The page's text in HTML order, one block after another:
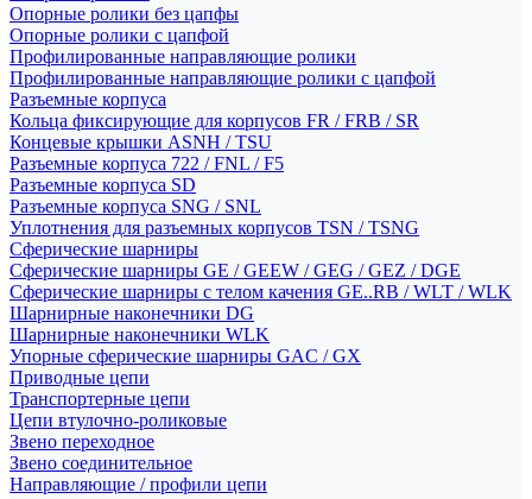
Опорные ролики без цапфы
Опорные ролики с цапфой
Профилированные направляющие ролики
Профилированные направляющие ролики с цапфой
Разъемные корпуса
Кольца фиксирующие для корпусов FR / FRB / SR
Концевые крышки ASNH / TSU
Разъемные корпуса 722 / FNL / F5
Разъемные корпуса SD
Разъемные корпуса SNG / SNL
Уплотнения для разъемных корпусов TSN / TSNG
Сферические шарниры
Сферические шарниры GE / GEEW / GEG / GEZ / DGE
Сферические шарниры с телом качения GE..RB / WLT / WLK
Шарнирные наконечники DG
Шарнирные наконечники WLK
Упорные сферические шарниры GAC / GX
Приводные цепи
Транспортерные цепи
Цепи втулочно-роликовые
Звено переходное
Звено соединительное
Направляющие / профили цепи